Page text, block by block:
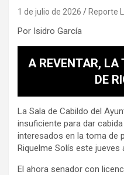
1 de julio de 2026 Reporte
Por Isidro García
A REVENTAR, LA
DE
La Sala de Cabildo del
insuficiente para dar
interesados en la toma de
Riquelme Solís este jueves
El ahora senador con